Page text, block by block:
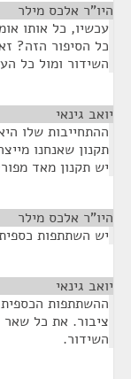
היו"ר אלכס מילר
עכשיו, כל אותו
כל הסיפור הזה?
השידור ומול כל
יואב גינאי
ההתחייבות שלו
יש תקנון מאד
היו"ר אלכס מילר
יש השתתפות
יואב גינאי
ההשתתפות
ציבור. את כל שאר
השידור.